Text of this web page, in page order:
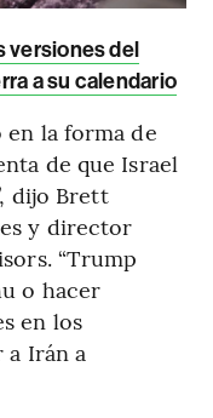
versiones del
a su calendario
la forma de
de que Israel
dijo Brett
y director
“Trump
o hacer
en los
a Irán a